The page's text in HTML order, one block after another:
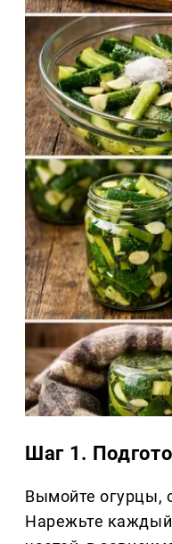
Шаг 1.
Вымойте огурцы,
Нарежьте каждый